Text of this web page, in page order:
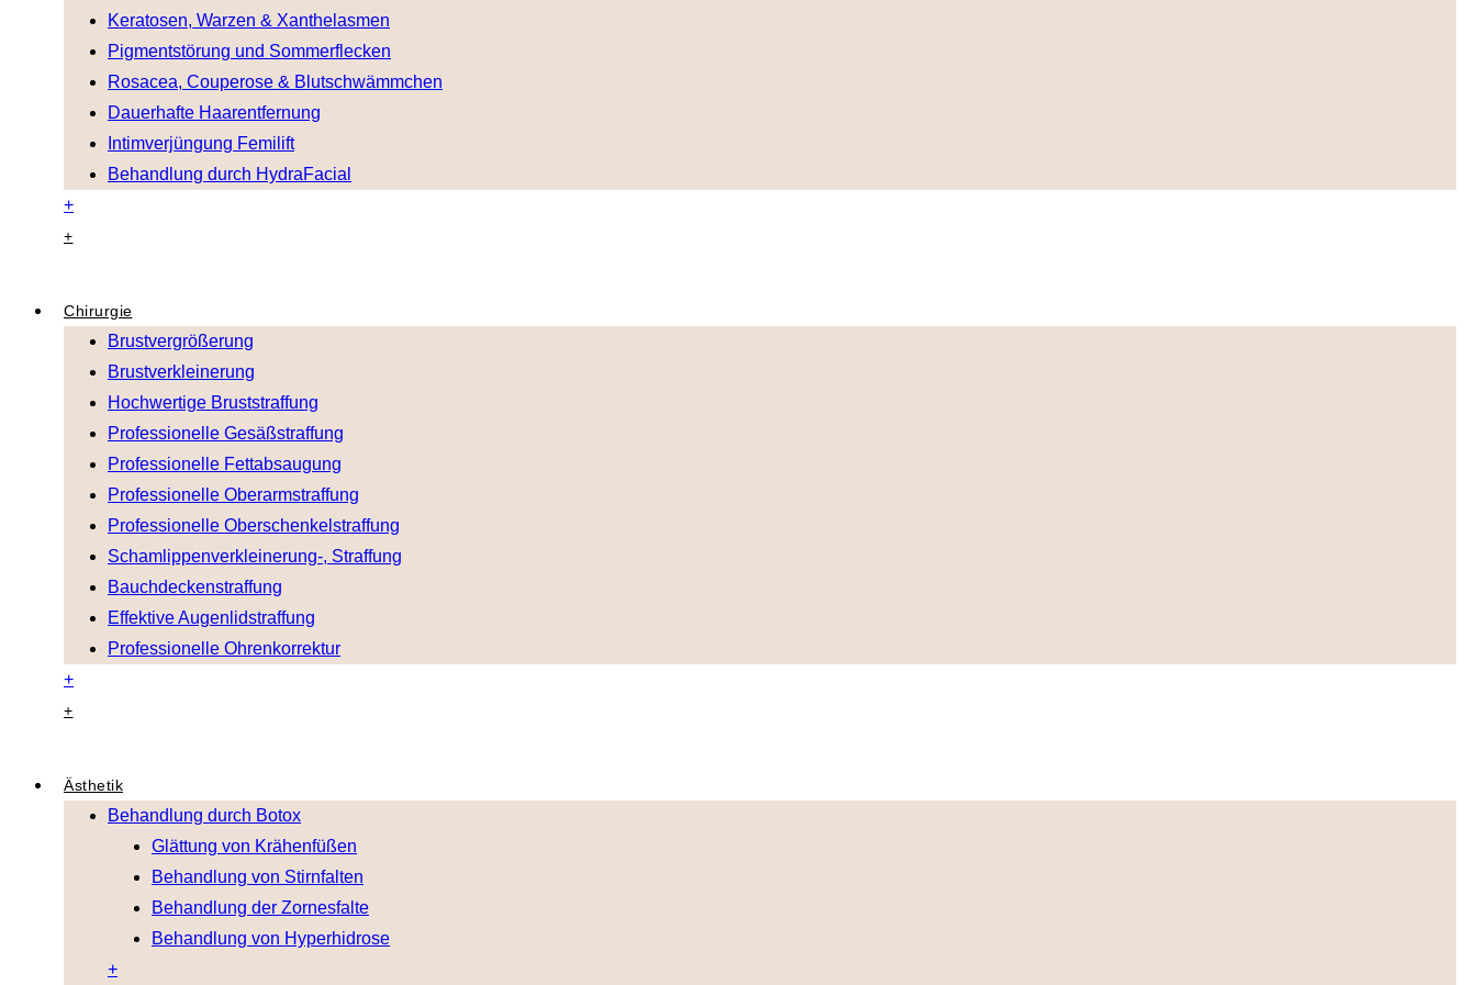
Keratosen, Warzen & Xanthelasmen
Pigmentstörung und Sommerflecken
Rosacea, Couperose & Blutschwämmchen
Dauerhafte Haarentfernung
Intimverjüngung Femilift
Behandlung durch HydraFacial
+
+
Chirurgie
Brustvergrößerung
Brustverkleinerung
Hochwertige Bruststraffung
Professionelle Gesäßstraffung
Professionelle Fettabsaugung
Professionelle Oberarmstraffung
Professionelle Oberschenkelstraffung
Schamlippenverkleinerung-, Straffung
Bauchdeckenstraffung
Effektive Augenlidstraffung
Professionelle Ohrenkorrektur
+
+
Ästhetik
Behandlung durch Botox
Glättung von Krähenfüßen
Behandlung von Stirnfalten
Behandlung der Zornesfalte
Behandlung von Hyperhidrose
+